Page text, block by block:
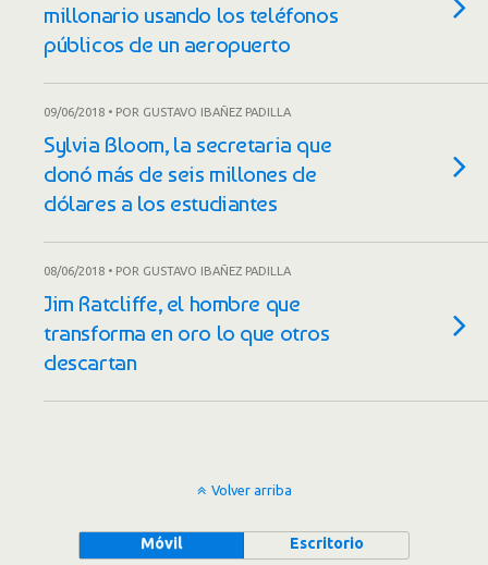
millonario usando los teléfonos
públicos de un aeropuerto
09/06/2018 • POR GUSTAVO IBAÑEZ PADILLA
Sylvia Bloom, la secretaria que
donó más de seis millones de
dólares a los estudiantes
08/06/2018 • POR GUSTAVO IBAÑEZ PADILLA
Jim Ratcliffe, el hombre que
transforma en oro lo que otros
descartan
Volver arriba
Móvil Escritorio